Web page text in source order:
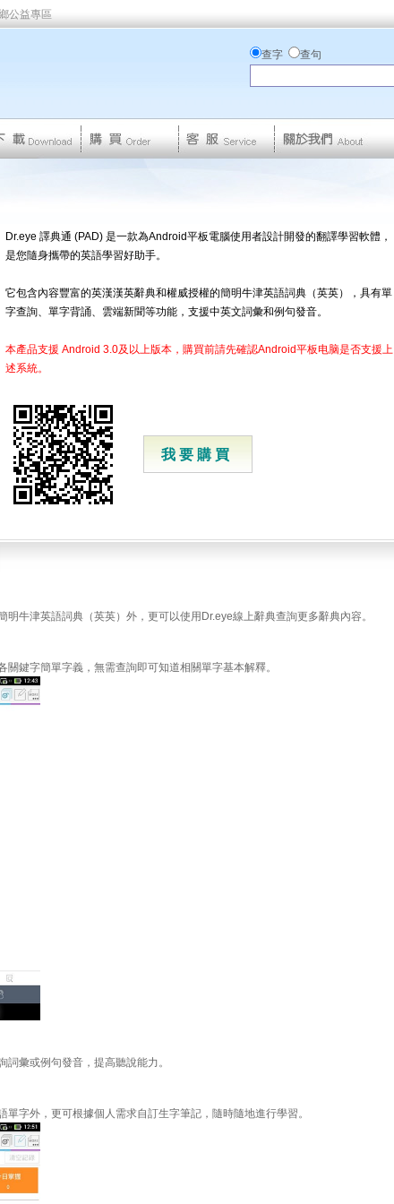
公益專區
查字 查句
Dr.eye 譯典通 (PAD) 是一款為Android平板電腦使用者設計開發的翻譯學習軟體，
是您隨身攜帶的英語學習好助手。
它包含內容豐富的英漢漢英辭典和權威授權的簡明牛津英語詞典（英英），具有單
字查詢、單字背誦、雲端新聞等功能，支援中英文詞彙和例句發音。
本產品支援 Android 3.0及以上版本，購買前請先確認Android平板电脑是否支援上
述系統。
我 要 購 買
明牛津英語詞典（英英）外，更可以使用Dr.eye線上辭典查詢更多辭典內容。
鍵字簡單字義，無需查詢即可知道相關單字基本解釋。
彙或例句發音，提高聽說能力。
單字外，更可根據個人需求自訂生字筆記，隨時隨地進行學習。